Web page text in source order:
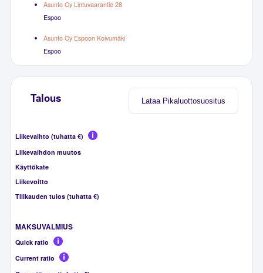
Asunto Oy Lintuvaarantie 28
Espoo
Asunto Oy Espoon Koivumäki
Espoo
Lataa Pikaluottosuositus
Talous
Liikevaihto (tuhatta €)
Liikevaihdon muutos
Käyttökate
Liikevoitto
Tilikauden tulos (tuhatta €)
MAKSUVALMIUS
Quick ratio
Current ratio